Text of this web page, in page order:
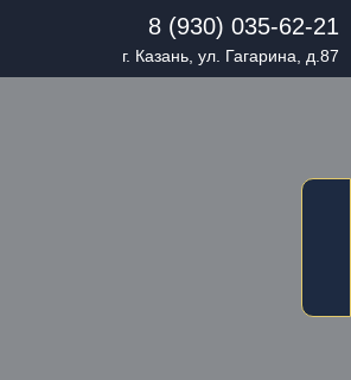
8 (930) 035-62-21
г. Казань, ул. Гагарина, д.87